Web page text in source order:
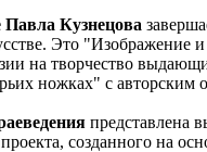
Павла Кузнецова
Это "Изображение
на творчество
ножках" с авторским
представлена
созданного на